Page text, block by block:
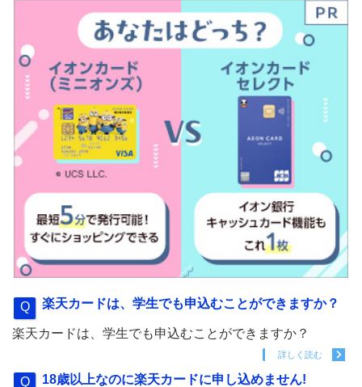
楽天カードは、学生でも申込むことができますか？
楽天カードは、学生でも申込むことができますか？
詳しく読む
18歳以上なのに楽天カードに申し込めません!